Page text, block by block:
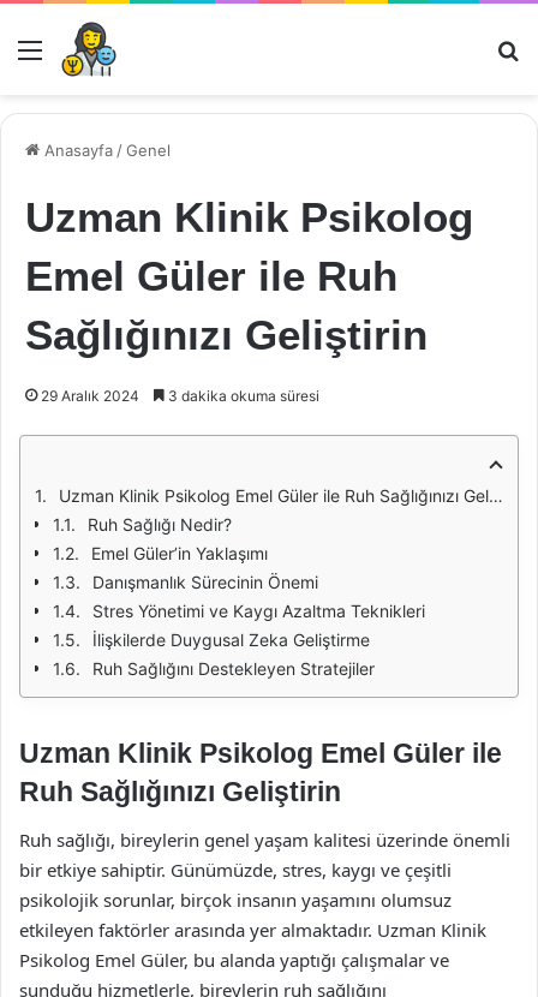
Menü
Anasayfa /Genel
Uzman Klinik Psikolog
Emel Güler ile Ruh
Sağlığınızı Geliştirin
29 Aralık 2024 3 dakika okuma süresi
Uzman Klinik Psikolog Emel Güler ile Ruh Sağlığınızı Geliştirin
Ruh Sağlığı Nedir?
Emel Güler’in Yaklaşımı
Danışmanlık Sürecinin Önemi
Stres Yönetimi ve Kaygı Azaltma Teknikleri
İlişkilerde Duygusal Zeka Geliştirme
Ruh Sağlığını Destekleyen Stratejiler
Uzman Klinik Psikolog Emel Güler ile
Ruh Sağlığınızı Geliştirin
Ruh sağlığı, bireylerin genel yaşam kalitesi üzerinde önemli
bir etkiye sahiptir. Günümüzde, stres, kaygı ve çeşitli
psikolojik sorunlar, birçok insanın yaşamını olumsuz
etkileyen faktörler arasında yer almaktadır. Uzman Klinik
Psikolog Emel Güler, bu alanda yaptığı çalışmalar ve
sunduğu hizmetlerle, bireylerin ruh sağlığını